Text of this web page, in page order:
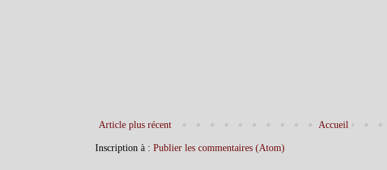
Article plus récent Accueil
Inscription à : Publier les commentaires (Atom)